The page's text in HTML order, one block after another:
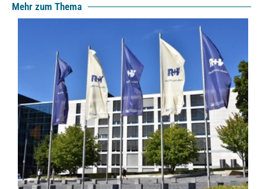
Mehr zum Thema